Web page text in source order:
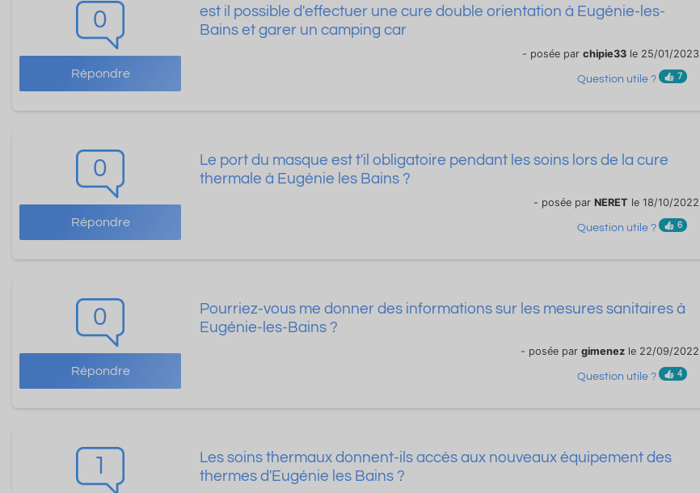
0
Répondre
est il possible d'effectuer une cure double orientation à Eugénie-les-
Bains et garer un camping car
- posée par chipie33 le 25/01/2023
Question utile ? 7
0
Répondre
Le port du masque est t'il obligatoire pendant les soins lors de la cure
thermale à Eugénie les Bains ?
- posée par NERET le 18/10/2022
Question utile ? 6
0
Répondre
Pourriez-vous me donner des informations sur les mesures sanitaires à
Eugénie-les-Bains ?
- posée par gimenez le 22/09/2022
Question utile ? 4
1
Les soins thermaux donnent-ils accès aux nouveaux équipement des
thermes d'Eugénie les Bains ?